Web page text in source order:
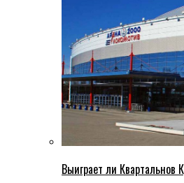
Выиграет ли Квартальнов